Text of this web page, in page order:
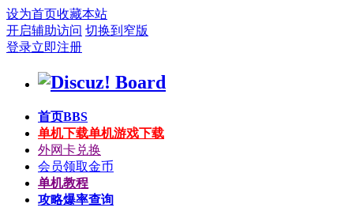
设为首页收藏本站
开启辅助访问 切换到窄版
登录立即注册
首页BBS
单机下载单机游戏下载
外网卡兑换
会员领取金币
单机教程
攻略爆率查询